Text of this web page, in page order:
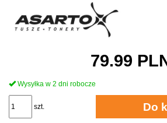
79.99
Wysyłka w 2 dni robocze
szt. Do